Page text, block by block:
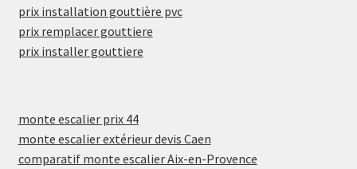
prix installation gouttière pvc
prix remplacer gouttiere
prix installer gouttiere
monte escalier prix 44
monte escalier extérieur devis Caen
comparatif monte escalier Aix-en-Provence